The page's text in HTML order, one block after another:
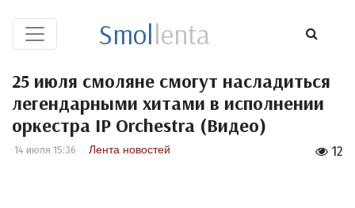
Smollenta
25 июля смоляне смогут насладиться
легендарными хитами в исполнении
оркестра IP Orchestra (Видео)
12
14 июля 15:36 Лента новостей